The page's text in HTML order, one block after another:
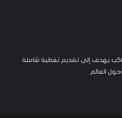
يهدف إلى تقديم تغطية شاملة
العالم